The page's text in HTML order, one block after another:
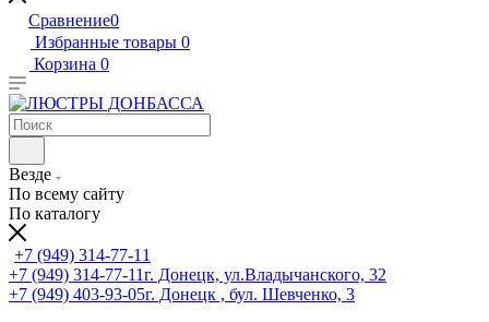
Сравнение0
Избранные товары 0
Корзина 0
Везде
По всему сайту
По каталогу
+7 (949) 314-77-11
+7 (949) 314-77-11г. Донецк, ул.Владычанского, 32
+7 (949) 403-93-05г. Донецк , бул. Шевченко, 3